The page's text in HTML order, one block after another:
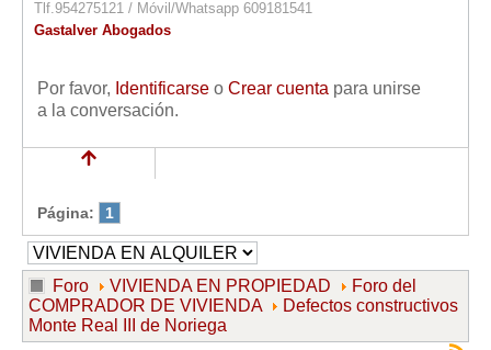
Tlf.954275121 / Móvil/Whatsapp 609181541
Gastalver Abogados
Por favor, Identificarse o Crear cuenta para unirse
a la conversación.
Página: 1
Foro VIVIENDA EN PROPIEDAD
Foro del
COMPRADOR DE VIVIENDA
Defectos constructivos
Monte Real III de Noriega